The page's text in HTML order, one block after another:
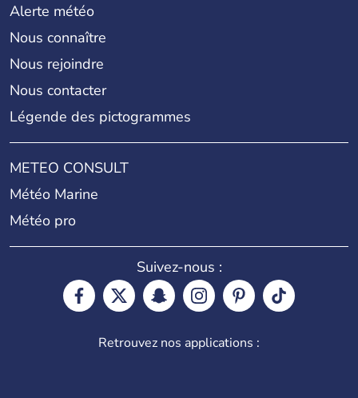
Alerte météo
Nous connaître
Nous rejoindre
Nous contacter
Légende des pictogrammes
METEO CONSULT
Météo Marine
Météo pro
Suivez-nous :
Retrouvez nos applications :